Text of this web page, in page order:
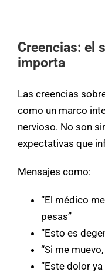
Creencias: el
importa
Las creencias
como un marco
nervioso. No son
expectativas que
Mensajes como:
“El médico
pesas”
“Esto es
“Si me
“Este dolor